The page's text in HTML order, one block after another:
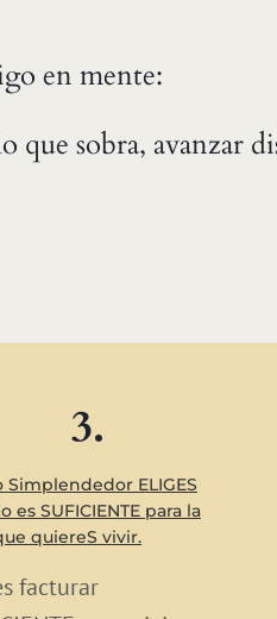
en mente:
que sobra, avanzar
3.
Simplendedor ELIGES
es SUFICIENTE para la
quiereS vivir.
facturar